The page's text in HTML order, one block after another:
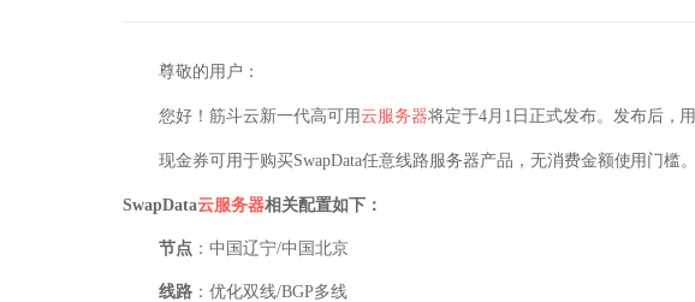
尊敬的用户：
您好！筋斗云新一代高可用云服务器将定于4月1日正式发布。发布后，
现金券可用于购买SwapData任意线路服务器产品，无消费金额使用门槛。
SwapData云服务器相关配置如下：
节点：中国辽宁/中国北京
线路：优化双线/BGP多线